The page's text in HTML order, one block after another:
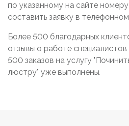
по указанному на сайте
составить заявку в
Более 500 благодарных
отзывы о работе
500 заказов на услугу
люстру" уже выполнены.